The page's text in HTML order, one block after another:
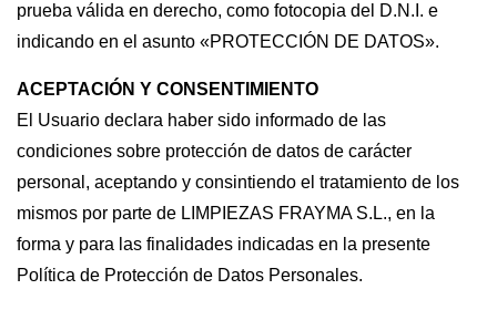
prueba válida en derecho, como fotocopia del D.N.I. e
indicando en el asunto «PROTECCIÓN DE DATOS».
ACEPTACIÓN Y CONSENTIMIENTO
El Usuario declara haber sido informado de las
condiciones sobre protección de datos de carácter
personal, aceptando y consintiendo el tratamiento de los
mismos por parte de LIMPIEZAS FRAYMA S.L., en la
forma y para las finalidades indicadas en la presente
Política de Protección de Datos Personales.